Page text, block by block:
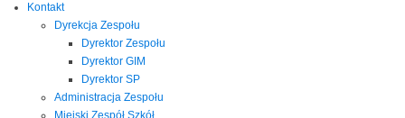
Kontakt
Dyrekcja Zespołu
Dyrektor Zespołu
Dyrektor GIM
Dyrektor SP
Administracja Zespołu